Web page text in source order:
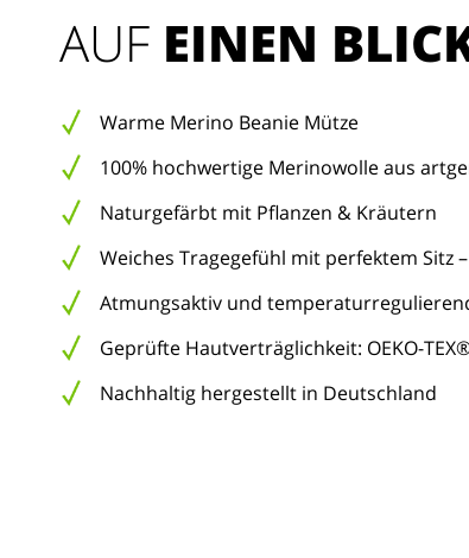
AUF EINEN
Warme Merino Beanie Mütze
100% hochwertige Merinowolle aus
Naturgefärbt mit Pflanzen & Kräutern
Weiches Tragegefühl mit perfektem Sitz
Atmungsaktiv und
Geprüfte Hautverträglichkeit: OEKO-
Nachhaltig hergestellt in Deutschland